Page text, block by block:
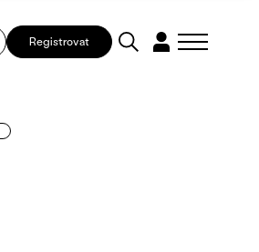
Registrovat